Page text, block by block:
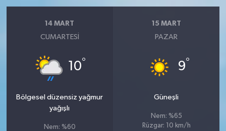
14 MART
CUMARTESI
10°
Bölgesel düzensiz yağmur
yağışlı
Nem: %60
15 MART
PAZAR
9°
Güneşli
Nem: %65
Rüzgar: 10 km/h